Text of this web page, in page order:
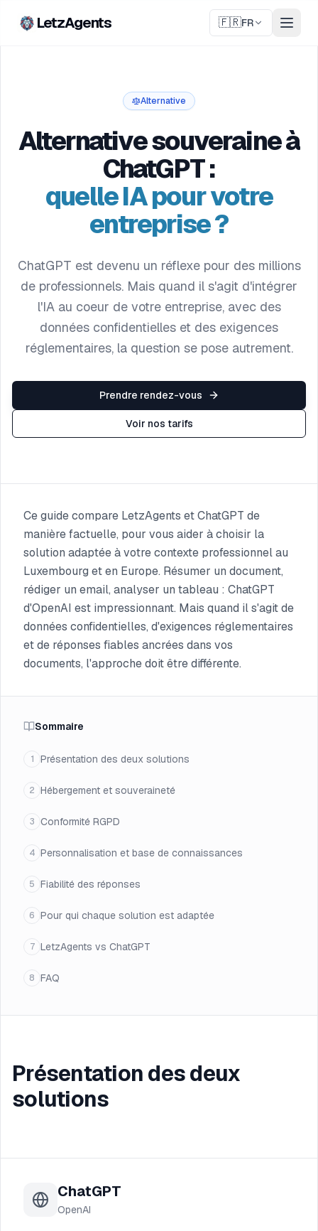
LetzAgents 🇫🇷FR
Alternative
Alternative souveraine à
ChatGPT :
quelle IA pour votre
entreprise ?
ChatGPT est devenu un réflexe pour des millions
de professionnels. Mais quand il s'agit d'intégrer
l'IA au coeur de votre entreprise, avec des
données confidentielles et des exigences
réglementaires, la question se pose autrement.
Prendre rendez-vous
Voir nos tarifs
Ce guide compare LetzAgents et ChatGPT de
manière factuelle, pour vous aider à choisir la
solution adaptée à votre contexte professionnel au
Luxembourg et en Europe. Résumer un document,
rédiger un email, analyser un tableau : ChatGPT
d'OpenAI est impressionnant. Mais quand il s'agit de
données confidentielles, d'exigences réglementaires
et de réponses fiables ancrées dans vos
documents, l'approche doit être différente.
Sommaire
1 Présentation des deux solutions
2 Hébergement et souveraineté
3 Conformité RGPD
4 Personnalisation et base de connaissances
5 Fiabilité des réponses
6 Pour qui chaque solution est adaptée
7 LetzAgents vs ChatGPT
8 FAQ
Présentation des deux
solutions
ChatGPT
OpenAI